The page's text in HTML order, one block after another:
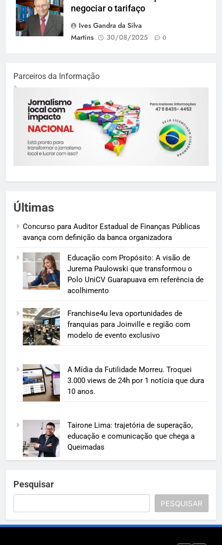
negociar o tarifaço
Ives Gandra da Silva
Martins
30/08/2025 0
Parceiros da Informação
Últimas
Concurso para Auditor Estadual de Finanças Públicas
avança com definição da banca organizadora
Educação com Propósito: A visão de
Jurema Paulowski que transformou o
Polo UniCV Guarapuava em referência de
acolhimento
Franchise4u leva oportunidades de
franquias para Joinville e região com
modelo de evento exclusivo
A Mídia da Futilidade Morreu. Troquei
3.000 views de 24h por 1 notícia que dura
10 anos.
Tairone Lima: trajetória de superação,
educação e comunicação que chega a
Queimadas
Pesquisar
PESQUISAR